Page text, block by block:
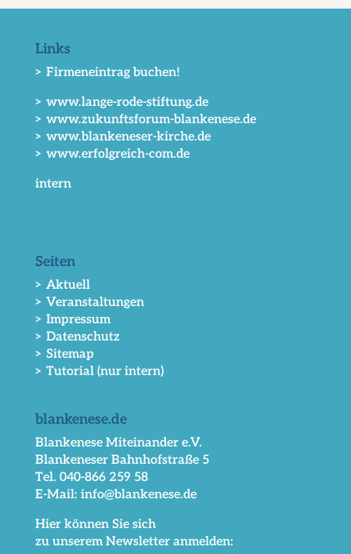
Links
> Firmeneintrag buchen!
> www.lange-rode-stiftung.de
> www.zukunftsforum-blankenese.de
> www.blankeneser-kirche.de
> www.erfolgreich-com.de
intern
Seiten
> Aktuell
> Veranstaltungen
> Impressum
> Datenschutz
> Sitemap
> Tutorial (nur intern)
blankenese.de
Blankenese Miteinander e.V.
Blankeneser Bahnhofstraße 5
Tel. 040-866 259 58
E-Mail: info@blankenese.de
Hier können Sie sich
zu unserem Newsletter anmelden: